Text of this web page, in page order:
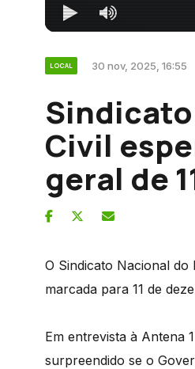
LOCAL 30 nov, 2025, 16:55
Sindicato
Civil
geral de
O Sindicato Nacional do
marcada para 11 de
Em entrevista à Antena
surpreendido se o